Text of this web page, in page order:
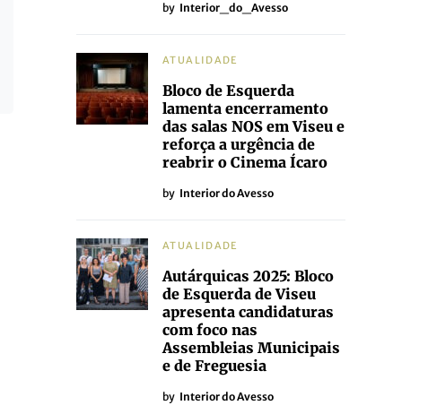
by Interior_do_Avesso
ATUALIDADE
Bloco de Esquerda
lamenta encerramento
das salas NOS em Viseu e
reforça a urgência de
reabrir o Cinema Ícaro
by Interior do Avesso
ATUALIDADE
Autárquicas 2025: Bloco
de Esquerda de Viseu
apresenta candidaturas
com foco nas
Assembleias Municipais
e de Freguesia
by Interior do Avesso